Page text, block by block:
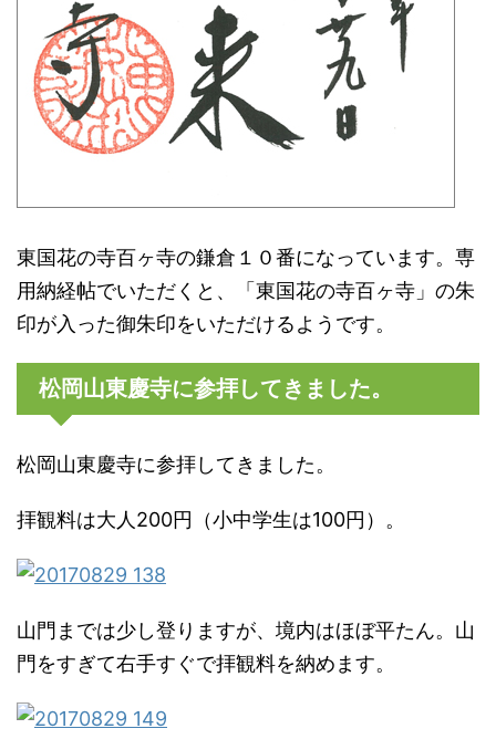
東国花の寺百ヶ寺の鎌倉１０番になっています。専
用納経帖でいただくと、「東国花の寺百ヶ寺」の朱
印が入った御朱印をいただけるようです。
松岡山東慶寺に参拝してきました。
松岡山東慶寺に参拝してきました。
拝観料は大人200円（小中学生は100円）。
山門までは少し登りますが、境内はほぼ平たん。山
門をすぎて右手すぐで拝観料を納めます。